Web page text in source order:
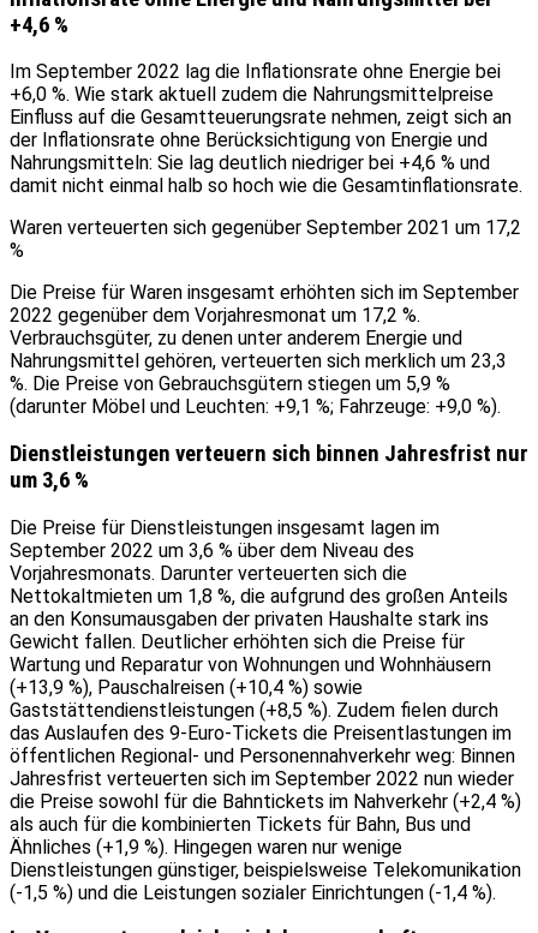
+4,6 %
Im September 2022 lag die Inflationsrate ohne Energie bei
+6,0 %. Wie stark aktuell zudem die Nahrungsmittelpreise
Einfluss auf die Gesamtteuerungsrate nehmen, zeigt sich an
der Inflationsrate ohne Berücksichtigung von Energie und
Nahrungsmitteln: Sie lag deutlich niedriger bei +4,6 % und
damit nicht einmal halb so hoch wie die Gesamtinflationsrate.
Waren verteuerten sich gegenüber September 2021 um 17,2
%
Die Preise für Waren insgesamt erhöhten sich im September
2022 gegenüber dem Vorjahresmonat um 17,2 %.
Verbrauchsgüter, zu denen unter anderem Energie und
Nahrungsmittel gehören, verteuerten sich merklich um 23,3
%. Die Preise von Gebrauchsgütern stiegen um 5,9 %
(darunter Möbel und Leuchten: +9,1 %; Fahrzeuge: +9,0 %).
Dienstleistungen verteuern sich binnen Jahresfrist nur
um 3,6 %
Die Preise für Dienstleistungen insgesamt lagen im
September 2022 um 3,6 % über dem Niveau des
Vorjahresmonats. Darunter verteuerten sich die
Nettokaltmieten um 1,8 %, die aufgrund des großen Anteils
an den Konsumausgaben der privaten Haushalte stark ins
Gewicht fallen. Deutlicher erhöhten sich die Preise für
Wartung und Reparatur von Wohnungen und Wohnhäusern
(+13,9 %), Pauschalreisen (+10,4 %) sowie
Gaststättendienstleistungen (+8,5 %). Zudem fielen durch
das Auslaufen des 9-Euro-Tickets die Preisentlastungen im
öffentlichen Regional- und Personennahverkehr weg: Binnen
Jahresfrist verteuerten sich im September 2022 nun wieder
die Preise sowohl für die Bahntickets im Nahverkehr (+2,4 %)
als auch für die kombinierten Tickets für Bahn, Bus und
Ähnliches (+1,9 %). Hingegen waren nur wenige
Dienstleistungen günstiger, beispielsweise Telekomunikation
(-1,5 %) und die Leistungen sozialer Einrichtungen (-1,4 %).